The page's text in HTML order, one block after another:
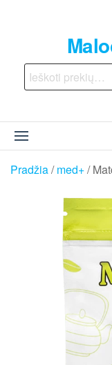
content
Ieškoti:
Pradžia/med+/